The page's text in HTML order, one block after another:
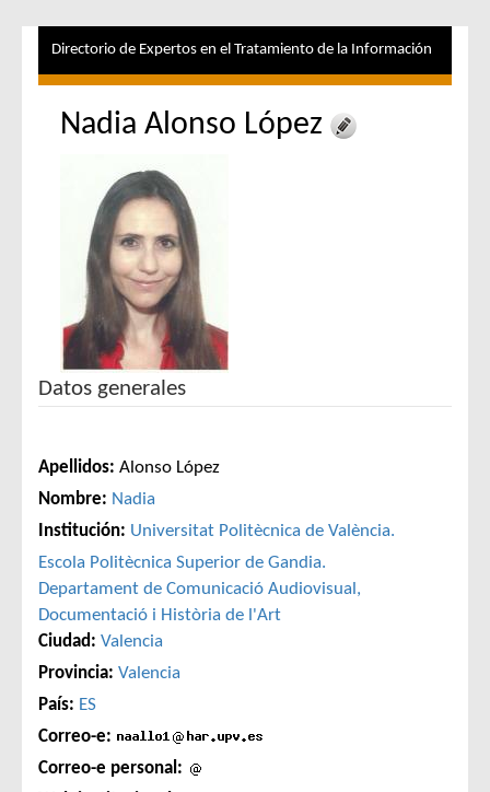
Directorio de Expertos en el Tratamiento de la Información
Nadia Alonso López
Datos generales
Apellidos: Alonso López
Nombre: Nadia
Institución: Universitat Politècnica de València.
Escola Politècnica Superior de Gandia.
Departament de Comunicació Audiovisual,
Documentació i Història de l'Art
Ciudad: Valencia
Provincia: Valencia
País: ES
Correo-e:
Correo-e personal: